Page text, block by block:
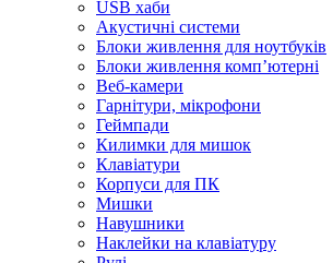
USB хаби
Акустичні системи
Блоки живлення для ноутбуків
Блоки живлення комп’ютерні
Веб-камери
Гарнітури, мікрофони
Геймпади
Килимки для мишок
Клавіатури
Корпуси для ПК
Мишки
Навушники
Наклейки на клавіатуру